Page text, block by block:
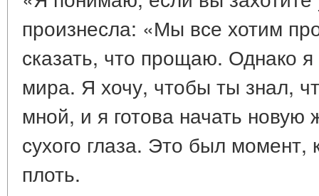
произнесла: «Мы все хотим
сказать, что прощаю. Однако
мира. Я хочу, чтобы ты знал,
мной, и я готова начать
сухого глаза. Это был
плоть.